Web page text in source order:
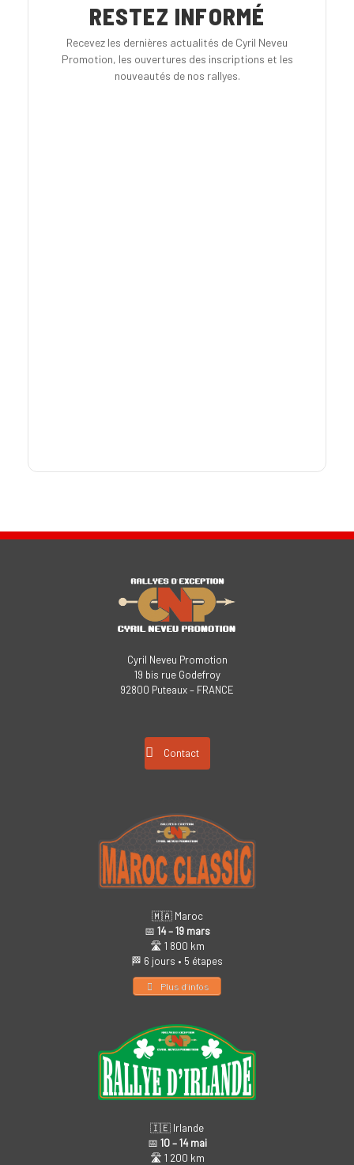
RESTEZ INFORMÉ
Recevez les dernières actualités de Cyril Neveu
Promotion, les ouvertures des inscriptions et les
nouveautés de nos rallyes.
Cyril Neveu Promotion
19 bis rue Godefroy
92800 Puteaux – FRANCE
Contact
🇲🇦 Maroc
📅 14 – 19 mars
🛣️ 1 800 km
🏁 6 jours • 5 étapes
Plus d’infos
🇮🇪 Irlande
📅 10 – 14 mai
🛣️ 1 200 km